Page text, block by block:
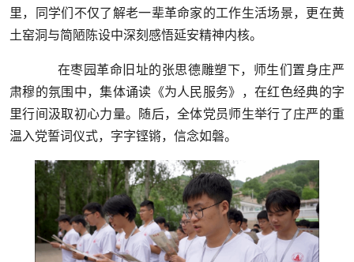
里，同学们不仅了解老一辈革命家的工作生活场景，更在黄
土窑洞与简陋陈设中深刻感悟延安精神内核。
在枣园革命旧址的张思德雕塑下，师生们置身庄严
肃穆的氛围中，集体诵读《为人民服务》，在红色经典的字
里行间汲取初心力量。随后，全体党员师生举行了庄严的重
温入党誓词仪式，字字铿锵，信念如磐。